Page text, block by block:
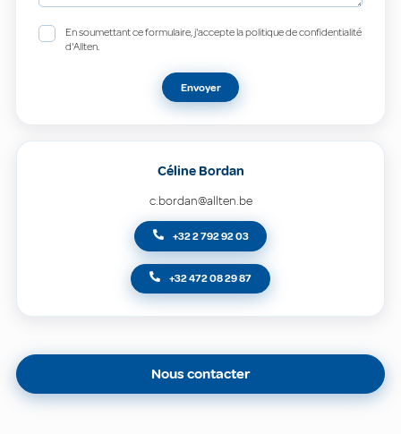
En soumettant ce formulaire, j'accepte la politique de confidentialité
d'Allten.
Envoyer
Céline Bordan
c.bordan@allten.be
+32 2 792 92 03
+32 472 08 29 87
Nous contacter